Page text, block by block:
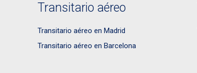
Transitario aéreo
Transitario aéreo en Madrid
Transitario aéreo en Barcelona